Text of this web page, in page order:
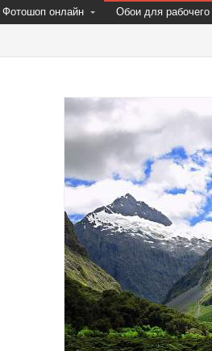
Фотошоп онлайн Обои для рабочего